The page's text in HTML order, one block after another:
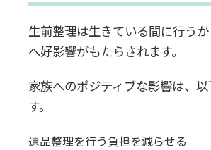
生前整理は生きている間に行う
へ好影響がもたらされます。
家族へのポジティブな影響は、
す。
遺品整理を行う負担を減らせる